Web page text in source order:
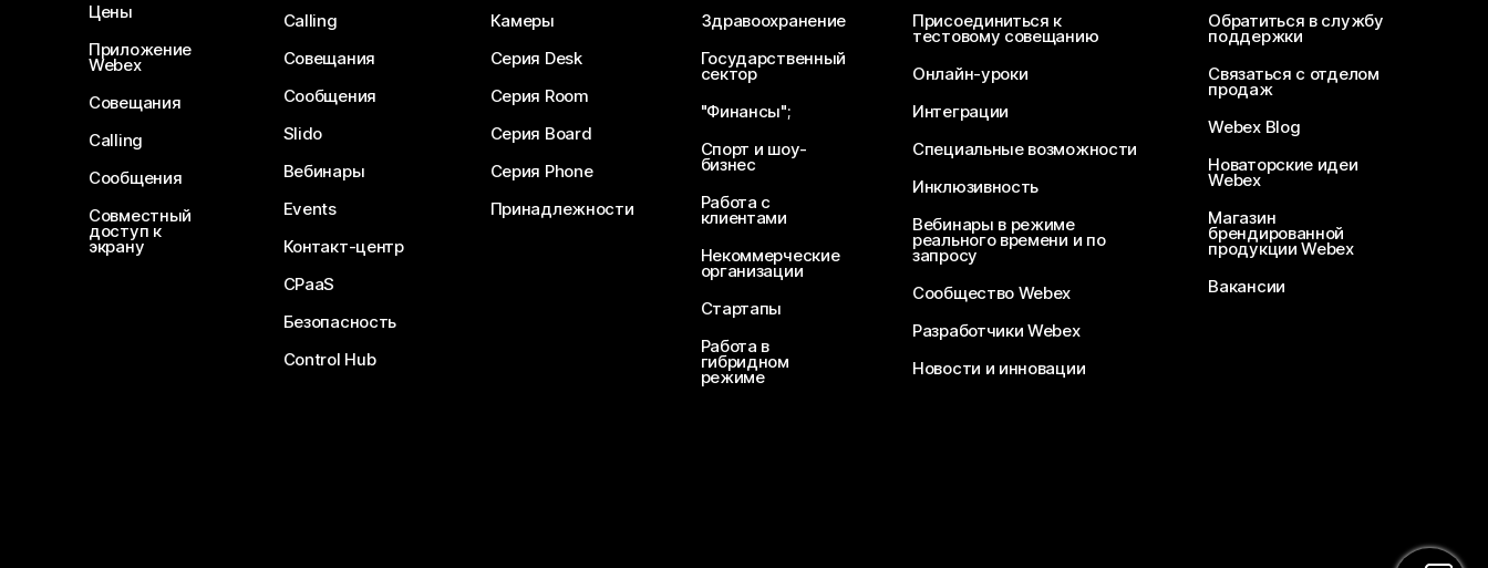
Цены
Приложение
Webex
Совещания
Calling
Сообщения
Совместный
доступ к
экрану
Calling
Совещания
Сообщения
Slido
Вебинары
Events
Контакт-центр
CPaaS
Безопасность
Control Hub
Камеры
Серия Desk
Серия Room
Серия Board
Серия Phone
Принадлежности
Здравоохранение
Государственный
сектор
"Финансы";
Спорт и шоу-
бизнес
Работа с
клиентами
Некоммерческие
организации
Стартапы
Работа в
гибридном
режиме
Присоединиться к
тестовому совещанию
Онлайн-уроки
Интеграции
Специальные возможности
Инклюзивность
Вебинары в режиме
реального времени и по
запросу
Сообщество Webex
Разработчики Webex
Новости и инновации
Обратиться в службу
поддержки
Связаться с отделом
продаж
Webex Blog
Новаторские идеи
Webex
Магазин
брендированной
продукции Webex
Вакансии